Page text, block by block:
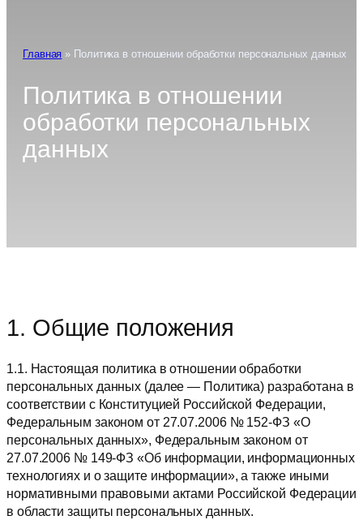
Главная » Политика в отношении обработки персональных данных
Политика в отношении
обработки персональных
данных
1. Общие положения
1.1. Настоящая политика в отношении обработки
персональных данных (далее — Политика) разработана в
соответствии с Конституцией Российской Федерации,
Федеральным законом от 27.07.2006 № 152-ФЗ «О
персональных данных», Федеральным законом от
27.07.2006 № 149-ФЗ «Об информации, информационных
технологиях и о защите информации», а также иными
нормативными правовыми актами Российской Федерации
в области защиты персональных данных.